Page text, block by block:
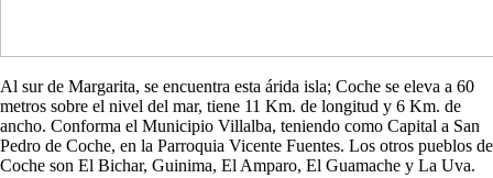
Al sur de Margarita, se encuentra esta árida isla; Coche se eleva a 60
metros sobre el nivel del mar, tiene 11 Km. de longitud y 6 Km. de
ancho. Conforma el Municipio Villalba, teniendo como Capital a San
Pedro de Coche, en la Parroquia Vicente Fuentes. Los otros pueblos de
Coche son El Bichar, Guinima, El Amparo, El Guamache y La Uva.